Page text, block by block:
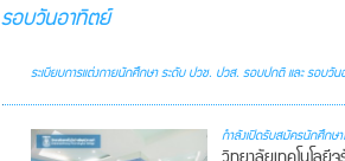
รอบวันอาทิตย์
ระเบียบการแต่งกายนักศึกษา ระดับ ปวช. ปวส. รอบปกติ และ รอบวั
กำลังเปิดรับสมัครนักศึกษ